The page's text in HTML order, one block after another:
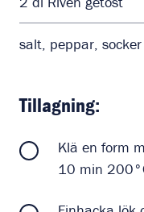
salt, peppar, socker
Tillagning:
Klä en form
10 min